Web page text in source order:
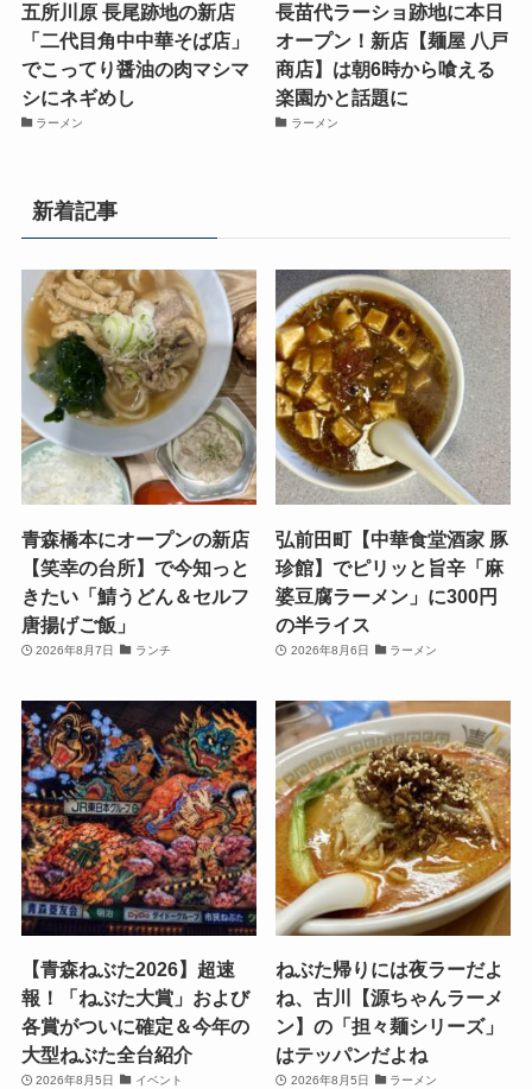
五所川原 長尾跡地の新店
「二代目角中中華そば店」
でこってり醤油の肉マシマ
シにネギめし
ラーメン
長苗代ラーショ跡地に本日
オープン！新店【麺屋 八戸
商店】は朝6時から喰える
楽園かと話題に
ラーメン
新着記事
青森橋本にオープンの新店
【笑幸の台所】で今知っと
きたい「鯖うどん＆セルフ
唐揚げご飯」
2026年8月7日 ランチ
弘前田町【中華食堂酒家 豚
珍館】でピリッと旨辛「麻
婆豆腐ラーメン」に300円
の半ライス
2026年8月6日 ラーメン
【青森ねぶた2026】超速
報！「ねぶた大賞」および
各賞がついに確定＆今年の
大型ねぶた全台紹介
2026年8月5日 イベント
ねぶた帰りには夜ラーだよ
ね、古川【源ちゃんラーメ
ン】の「担々麺シリーズ」
はテッパンだよね
2026年8月5日 ラーメン